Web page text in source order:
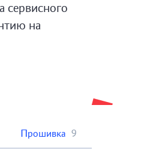
сервисного
на
Прошивка 9